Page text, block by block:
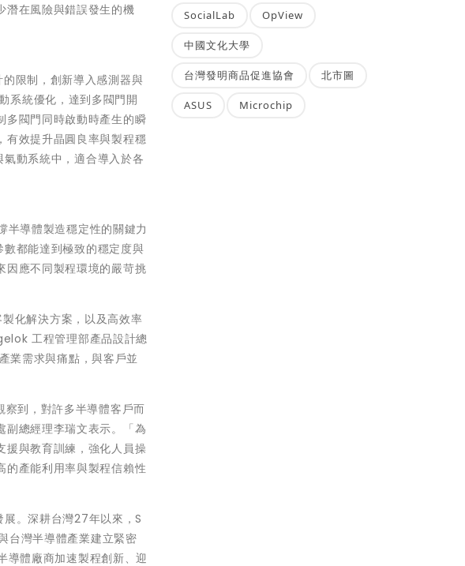
潛在風險與錯誤發生的機
限制，創新導入感測器與
統優化，達到多閥門開
多閥門同時啟動時產生的瞬
有效提升晶圓良率與製程穩
動系統中，適合導入於各
導體製造穩定性的關鍵力
都能達到極致的穩定度與
因應不同製程環境的嚴苛挑
化解決方案，以及高效率
工程管理部產品設計總
業需求與痛點，與客戶並
察到，對許多半導體客戶而
副總經理李瑞文表示。「為
援與教育訓練，強化人員操
的產能利用率與製程信賴性
。深耕台灣27年以來，S
台灣半導體產業建立緊密
導體廠商加速製程創新、迎
SocialLab OpView
中國文化大學
台灣發明商品促進協會 北市圖
ASUS Microchip